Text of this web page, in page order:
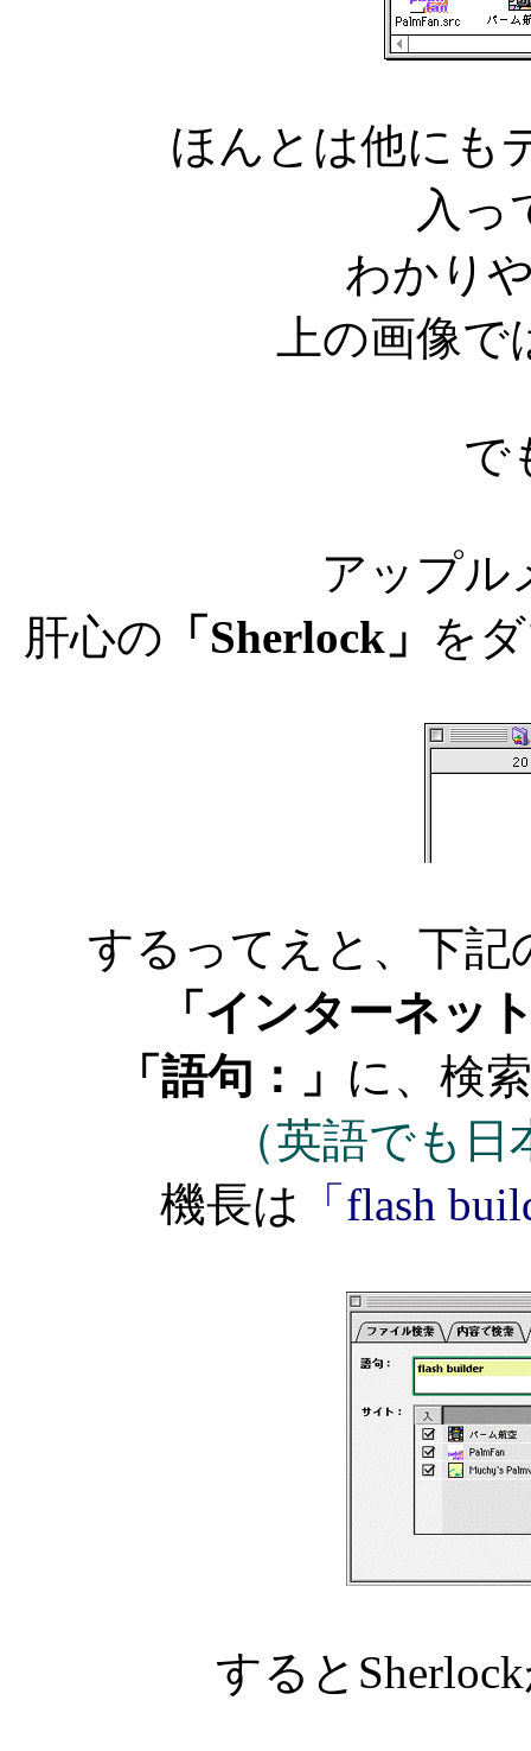
ほんとは他にも
入っ
わかり
上の画像
で
アップル
肝心の 「Sherlock」 を
するってえと、下記
「インターネッ
「語句：」 に、検
（英語でも
機長は 「flash
すると